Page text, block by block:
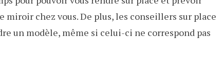
chez vous. De plus, les conseillers sur place
un modèle, même si celui-ci ne correspond pas